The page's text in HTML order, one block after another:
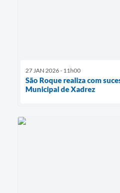
27 JAN 2026 - 11h00
São Roque realiza com
Municipal de Xadrez